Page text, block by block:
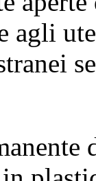
agli